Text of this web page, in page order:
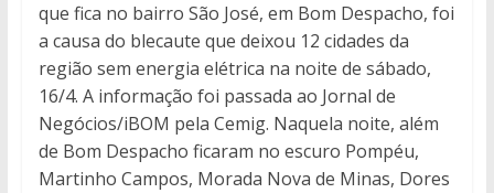
que fica no bairro São José, em Bom Despacho, foi
a causa do blecaute que deixou 12 cidades da
região sem energia elétrica na noite de sábado,
16/4. A informação foi passada ao Jornal de
Negócios/iBOM pela Cemig. Naquela noite, além
de Bom Despacho ficaram no escuro Pompéu,
Martinho Campos, Morada Nova de Minas, Dores